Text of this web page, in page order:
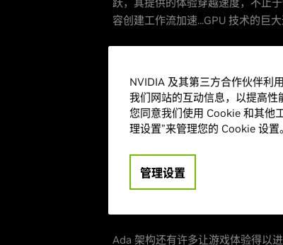
容创建工作流加速...GPU 技术的巨
倍。在创意应用方面，GeForce
度和 AI 工具的性能提升 2 倍之多。
凭借全新GeForce RTX 4090或
全景光线追踪效果的高仿真世界，
“NVIDIA Racer RTX”
“赛博朋克
式 (Max Ray Tracing Mode)”, 不
Ada 架构还有许多让游戏体验得以进
NVIDIA 及其第三方合作伙伴利
我们网站的互动信息，以提高性
您同意我们使用 Cookie 和其他
理设置”来管理您的 Cookie 设
管理设置